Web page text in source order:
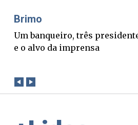
O Boato corre mais
verdade. Mas quem